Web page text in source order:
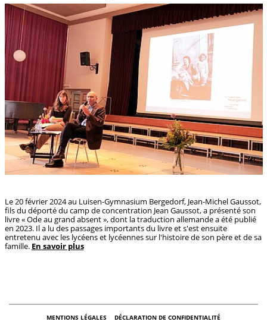
Le 20 février 2024 au Luisen-Gymnasium Bergedorf, Jean-Michel Gaussot,
fils du déporté du camp de concentration Jean Gaussot, a présenté son
livre « Ode au grand absent », dont la traduction allemande a été publié
en 2023. Il a lu des passages importants du livre et s'est ensuite
entretenu avec les lycéens et lycéennes sur l'histoire de son père et de sa
famille. En savoir plus
MENTIONS LÉGALES DÉCLARATION DE CONFIDENTIALITÉ